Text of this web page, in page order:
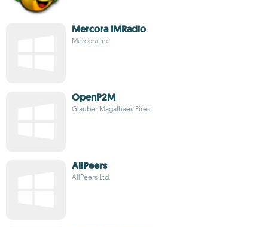
Mercora IMRadio
Mercora Inc
OpenP2M
Glauber Magalhaes Pires
AllPeers
AllPeers Ltd.